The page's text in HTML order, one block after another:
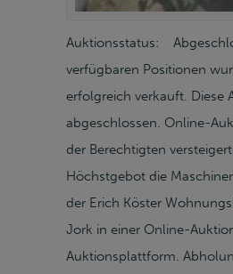
Auktionsstatus:
verfügbaren Positionen
erfolgreich verkauft. Diese
abgeschlossen. Online-
der Berechtigten
Höchstgebot die
der Erich Köster
Jork in einer Online-
Auktionsplattform.